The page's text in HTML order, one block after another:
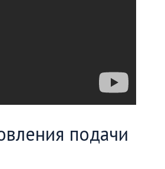
подачи